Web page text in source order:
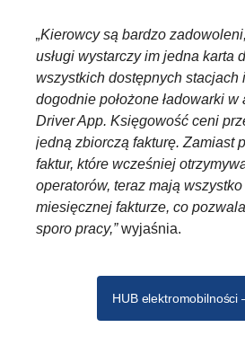
„Kierowcy są bardzo
usługi wystarczy im jedna karta
wszystkich dostępnych stacjach
dogodnie położone ładowarki
Driver App. Księgowość ceni
jedną zbiorczą fakturę. Zamiast
faktur, które wcześniej
operatorów, teraz mają
miesięcznej fakturze, co
sporo pracy,”wyjaśnia.
HUB elektromobilności